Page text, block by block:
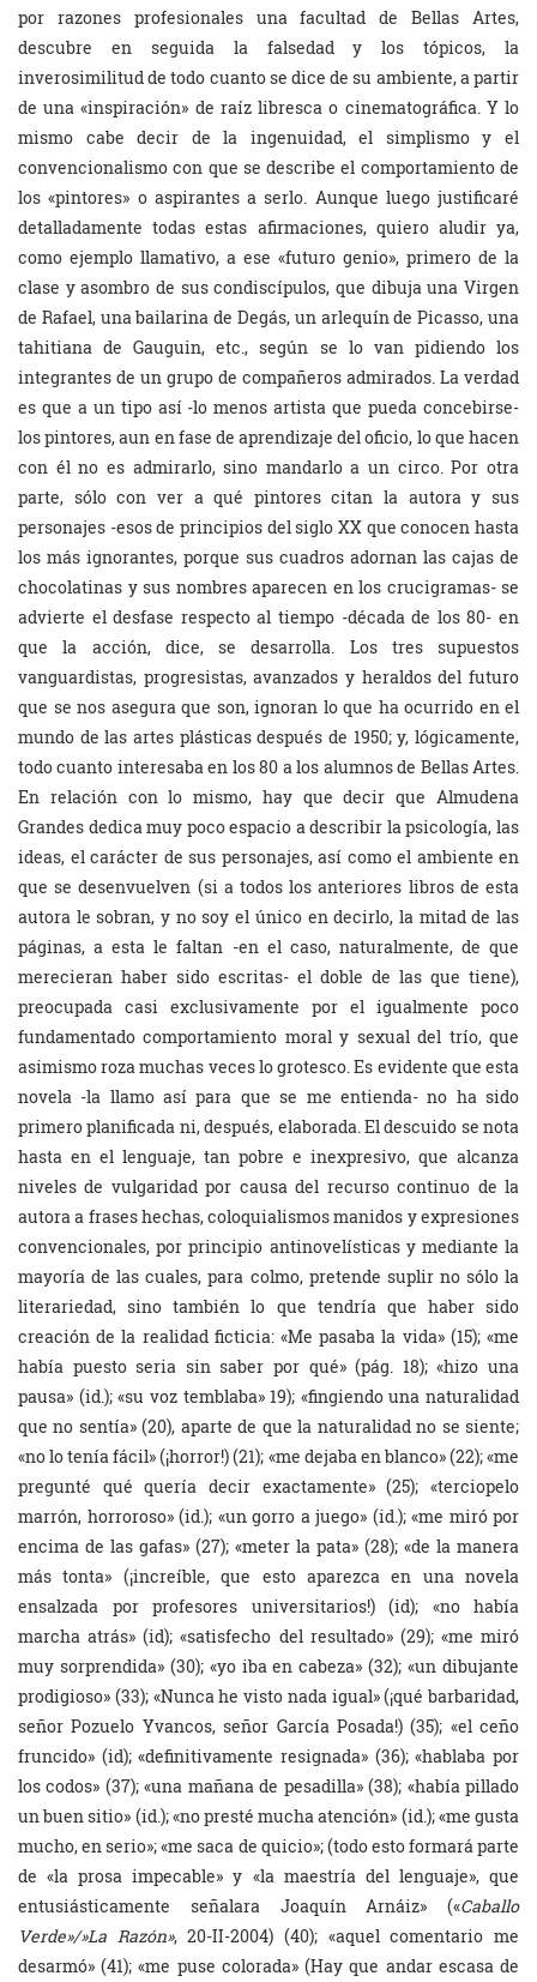
por razones profesionales una facultad de Bellas Artes,
descubre en seguida la falsedad y los tópicos, la
inverosimilitud de todo cuanto se dice de su ambiente, a partir
de una «inspiración» de raíz libresca o cinematográfica. Y lo
mismo cabe decir de la ingenuidad, el simplismo y el
convencionalismo con que se describe el comportamiento de
los «pintores» o aspirantes a serlo. Aunque luego justificaré
detalladamente todas estas afirmaciones, quiero aludir ya,
como ejemplo llamativo, a ese «futuro genio», primero de la
clase y asombro de sus condiscípulos, que dibuja una Virgen
de Rafael, una bailarina de Degás, un arlequín de Picasso, una
tahitiana de Gauguin, etc., según se lo van pidiendo los
integrantes de un grupo de compañeros admirados. La verdad
es que a un tipo así -lo menos artista que pueda concebirse-
los pintores, aun en fase de aprendizaje del oficio, lo que hacen
con él no es admirarlo, sino mandarlo a un circo. Por otra
parte, sólo con ver a qué pintores citan la autora y sus
personajes -esos de principios del siglo XX que conocen hasta
los más ignorantes, porque sus cuadros adornan las cajas de
chocolatinas y sus nombres aparecen en los crucigramas- se
advierte el desfase respecto al tiempo -década de los 80- en
que la acción, dice, se desarrolla. Los tres supuestos
vanguardistas, progresistas, avanzados y heraldos del futuro
que se nos asegura que son, ignoran lo que ha ocurrido en el
mundo de las artes plásticas después de 1950; y, lógicamente,
todo cuanto interesaba en los 80 a los alumnos de Bellas Artes.
En relación con lo mismo, hay que decir que Almudena
Grandes dedica muy poco espacio a describir la psicología, las
ideas, el carácter de sus personajes, así como el ambiente en
que se desenvuelven (si a todos los anteriores libros de esta
autora le sobran, y no soy el único en decirlo, la mitad de las
páginas, a esta le faltan -en el caso, naturalmente, de que
merecieran haber sido escritas- el doble de las que tiene),
preocupada casi exclusivamente por el igualmente poco
fundamentado comportamiento moral y sexual del trío, que
asimismo roza muchas veces lo grotesco. Es evidente que esta
novela -la llamo así para que se me entienda- no ha sido
primero planificada ni, después, elaborada. El descuido se nota
hasta en el lenguaje, tan pobre e inexpresivo, que alcanza
niveles de vulgaridad por causa del recurso continuo de la
autora a frases hechas, coloquialismos manidos y expresiones
convencionales, por principio antinovelísticas y mediante la
mayoría de las cuales, para colmo, pretende suplir no sólo la
literariedad, sino también lo que tendría que haber sido
creación de la realidad ficticia: «Me pasaba la vida» (15); «me
había puesto seria sin saber por qué» (pág. 18); «hizo una
pausa» (id.); «su voz temblaba» 19); «fingiendo una naturalidad
que no sentía» (20), aparte de que la naturalidad no se siente;
«no lo tenía fácil» (¡horror!) (21); «me dejaba en blanco» (22); «me
pregunté qué quería decir exactamente» (25); «terciopelo
marrón, horroroso» (id.); «un gorro a juego» (id.); «me miró por
encima de las gafas» (27); «meter la pata» (28); «de la manera
más tonta» (¡increíble, que esto aparezca en una novela
ensalzada por profesores universitarios!) (id); «no había
marcha atrás» (id); «satisfecho del resultado» (29); «me miró
muy sorprendida» (30); «yo iba en cabeza» (32); «un dibujante
prodigioso» (33); «Nunca he visto nada igual» (¡qué barbaridad,
señor Pozuelo Yvancos, señor García Posada!) (35); «el ceño
fruncido» (id); «definitivamente resignada» (36); «hablaba por
los codos» (37); «una mañana de pesadilla» (38); «había pillado
un buen sitio» (id.); «no presté mucha atención» (id.); «me gusta
mucho, en serio»; «me saca de quicio»; (todo esto formará parte
de «la prosa impecable» y «la maestría del lenguaje», que
entusiásticamente señalara Joaquín Arnáiz» («Caballo
Verde»/»La Razón», 20-II-2004) (40); «aquel comentario me
desarmó» (41); «me puse colorada» (Hay que andar escasa de